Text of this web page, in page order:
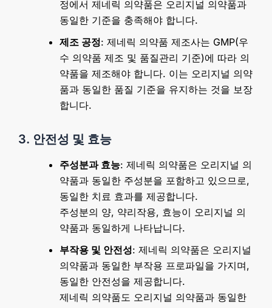
정에서 제네릭 의약품은 오리지널 의약품과
동일한 기준을 충족해야 합니다.
제조 공정: 제네릭 의약품 제조사는 GMP(우
수 의약품 제조 및 품질관리 기준)에 따라 의
약품을 제조해야 합니다. 이는 오리지널 의약
품과 동일한 품질 기준을 유지하는 것을 보장
합니다.
3. 안전성 및 효능
주성분과 효능: 제네릭 의약품은 오리지널 의
약품과 동일한 주성분을 포함하고 있으므로,
동일한 치료 효과를 제공합니다.
주성분의 양, 약리작용, 효능이 오리지널 의
약품과 동일하게 나타납니다.
부작용 및 안전성: 제네릭 의약품은 오리지널
의약품과 동일한 부작용 프로파일을 가지며,
동일한 안전성을 제공합니다.
제네릭 의약품도 오리지널 의약품과 동일한